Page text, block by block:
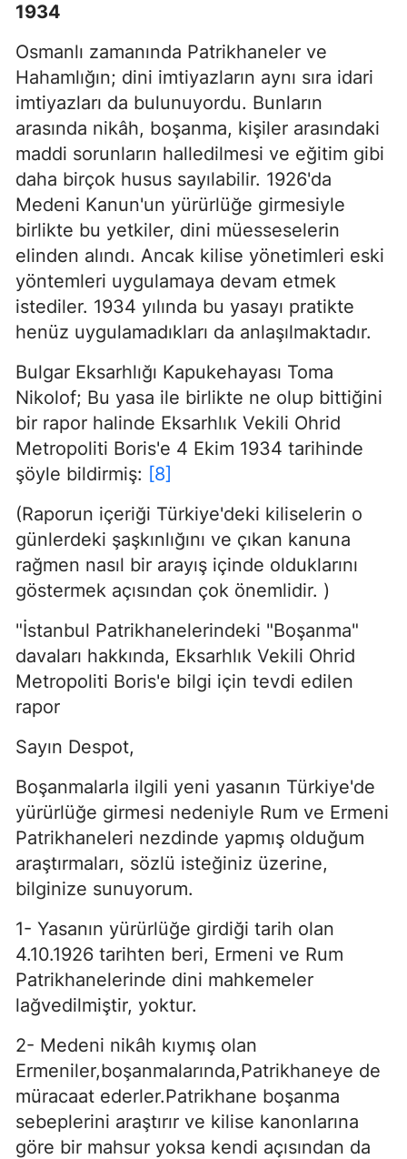
1934
Osmanlı zamanında Patrikhaneler ve
Hahamlığın; dini imtiyazların aynı sıra idari
imtiyazları da bulunuyordu. Bunların
arasında nikâh, boşanma, kişiler arasındaki
maddi sorunların halledilmesi ve eğitim gibi
daha birçok husus sayılabilir. 1926'da
Medeni Kanun'un yürürlüğe girmesiyle
birlikte bu yetkiler, dini müesseselerin
elinden alındı. Ancak kilise yönetimleri eski
yöntemleri uygulamaya devam etmek
istediler. 1934 yılında bu yasayı pratikte
henüz uygulamadıkları da anlaşılmaktadır.
Bulgar Eksarhlığı Kapukehayası Toma
Nikolof; Bu yasa ile birlikte ne olup bittiğini
bir rapor halinde Eksarhlık Vekili Ohrid
Metropoliti Boris'e 4 Ekim 1934 tarihinde
şöyle bildirmiş: [8]
(Raporun içeriği Türkiye'deki kiliselerin o
günlerdeki şaşkınlığını ve çıkan kanuna
rağmen nasıl bir arayış içinde olduklarını
göstermek açısından çok önemlidir. )
"İstanbul Patrikhanelerindeki "Boşanma"
davaları hakkında, Eksarhlık Vekili Ohrid
Metropoliti Boris'e bilgi için tevdi edilen
rapor
Sayın Despot,
Boşanmalarla ilgili yeni yasanın Türkiye'de
yürürlüğe girmesi nedeniyle Rum ve Ermeni
Patrikhaneleri nezdinde yapmış olduğum
araştırmaları, sözlü isteğiniz üzerine,
bilginize sunuyorum.
1- Yasanın yürürlüğe girdiği tarih olan
4.10.1926 tarihten beri, Ermeni ve Rum
Patrikhanelerinde dini mahkemeler
lağvedilmiştir, yoktur.
2- Medeni nikâh kıymış olan
Ermeniler,boşanmalarında,Patrikhaneye de
müracaat ederler.Patrikhane boşanma
sebeplerini araştırır ve kilise kanonlarına
göre bir mahsur yoksa kendi açısından da